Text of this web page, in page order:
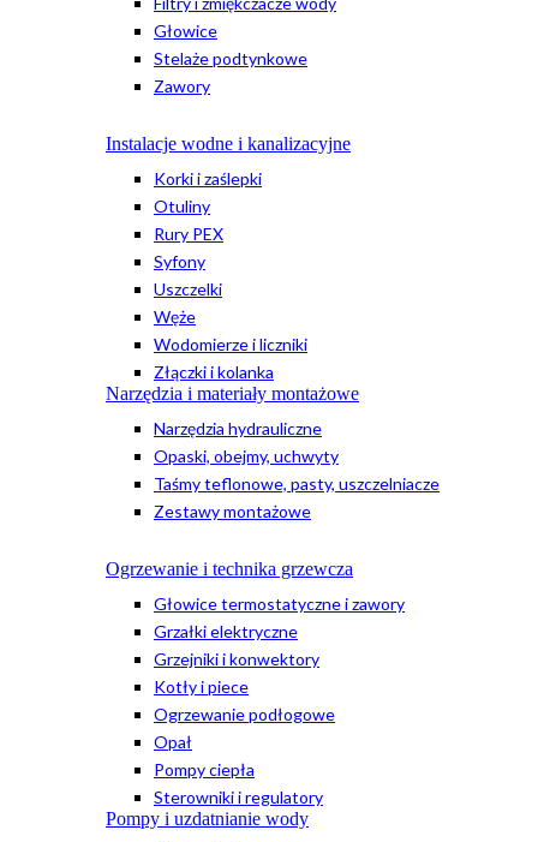
Głowice
Stelaże podtynkowe
Zawory
Instalacje wodne i kanalizacyjne
Korki i zaślepki
Otuliny
Rury PEX
Syfony
Uszczelki
Węże
Wodomierze i liczniki
Złączki i kolanka
Narzędzia i materiały montażowe
Narzędzia hydrauliczne
Opaski, obejmy, uchwyty
Taśmy teflonowe, pasty, uszczelniacze
Zestawy montażowe
Ogrzewanie i technika grzewcza
Głowice termostatyczne i zawory
Grzałki elektryczne
Grzejniki i konwektory
Kotły i piece
Ogrzewanie podłogowe
Opał
Pompy ciepła
Sterowniki i regulatory
Pompy i uzdatnianie wody